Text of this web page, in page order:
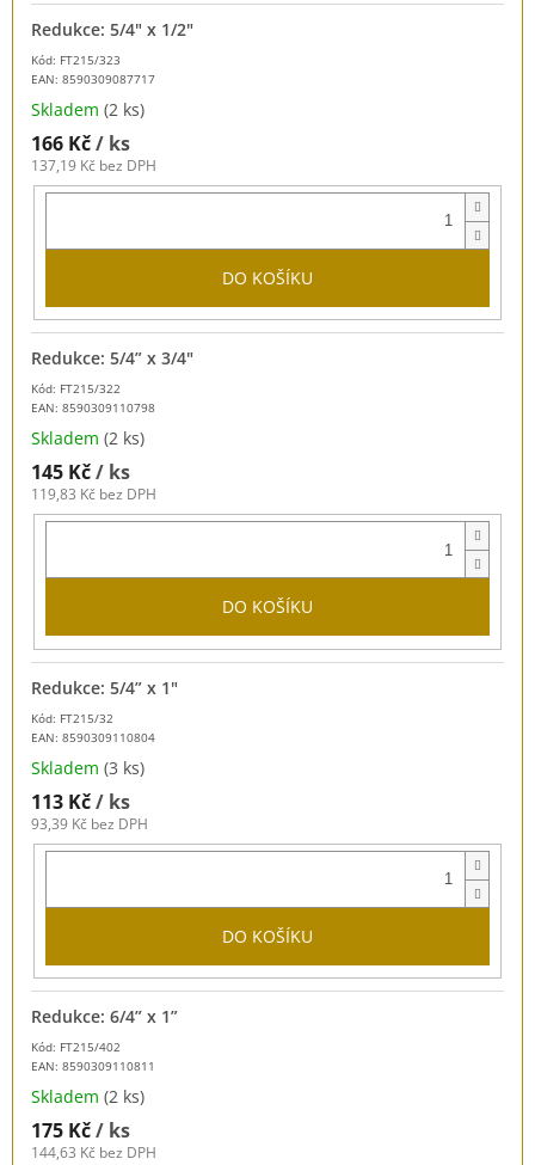
Kód: FT215/323
EAN: 8590309087717
Redukce: 5/4" x 1/2"
Skladem (2 ks)
166 Kč/ ks
137,19 Kč bez DPH
DO KOŠÍKU
Kód: FT215/322
EAN: 8590309110798
Redukce: 5/4” x 3/4"
Skladem (2 ks)
145 Kč/ ks
119,83 Kč bez DPH
DO KOŠÍKU
Kód: FT215/32
EAN: 8590309110804
Redukce: 5/4” x 1"
Skladem (3 ks)
113 Kč/ ks
93,39 Kč bez DPH
DO KOŠÍKU
Kód: FT215/402
EAN: 8590309110811
Redukce: 6/4” x 1”
Skladem (2 ks)
175 Kč/ ks
144,63 Kč bez DPH